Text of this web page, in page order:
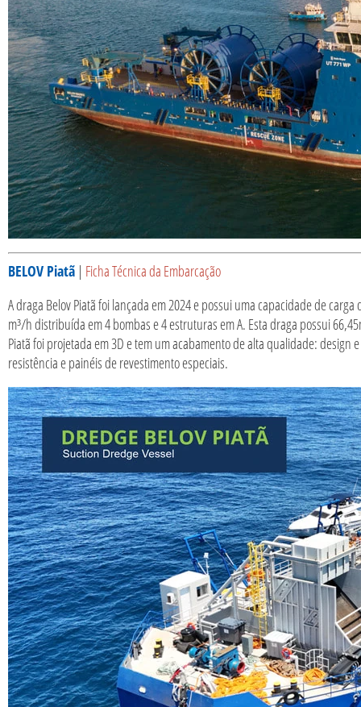
BELOV Piatã | Ficha Técnica da Embarcação
A draga Belov Piatã foi lançada em 2024 e possui uma capacidade de
m³/h distribuída em 4 bombas e 4 estruturas em A. Esta draga possui
Piatã foi projetada em 3D e tem um acabamento de alta qualidade: design
resistência e painéis de revestimento especiais.